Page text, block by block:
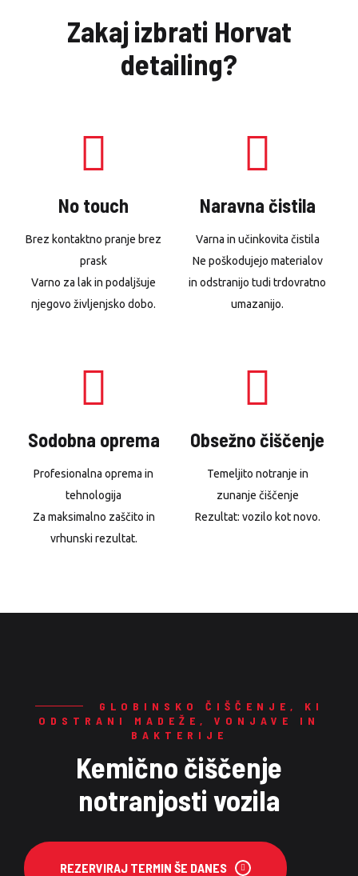
Zakaj izbrati Horvat
detailing?
No touch
Brez kontaktno pranje brez
prask
Varno za lak in podaljšuje
njegovo življenjsko dobo.
Naravna čistila
Varna in učinkovita čistila
Ne poškodujejo materialov
in odstranijo tudi trdovratno
umazanijo.
Sodobna oprema
Profesionalna oprema in
tehnologija
Za maksimalno zaščito in
vrhunski rezultat.
Obsežno čiščenje
Temeljito notranje in
zunanje čiščenje
Rezultat: vozilo kot novo.
GLOBINSKO ČIŠČENJE, KI
ODSTRANI MADEŽE, VONJAVE IN
BAKTERIJE
Kemično čiščenje
notranjosti vozila
REZERVIRAJ TERMIN ŠE DANES